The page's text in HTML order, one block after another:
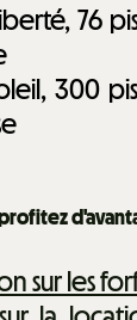
76
300
sur les